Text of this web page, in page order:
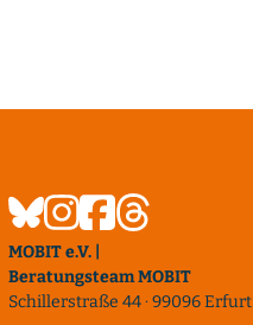
MOBIT e.V. |
Beratungsteam MOBIT
Schillerstraße 44 · 99096 Erfurt